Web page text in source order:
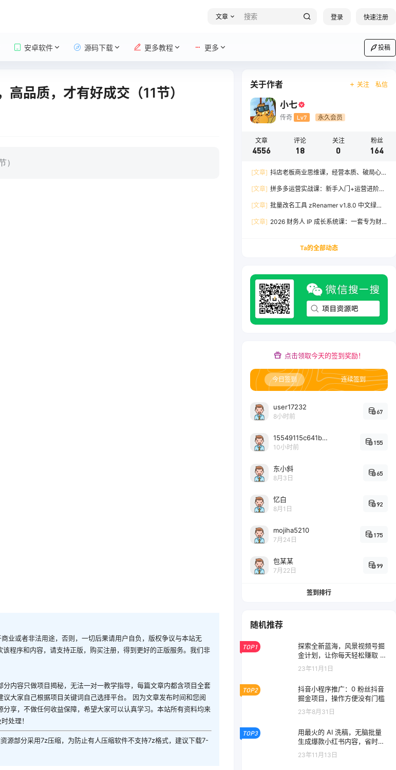
文章 登录 快速注册
安卓软件 源码下载 更多教程 更多 投稿
品质，才有好成交（11节）
）
业或者非法用途，否则，一切后果请用户自负，版权争议与本站无
程序和内容，请支持正版，购买注册，得到更好的正版服务。我们非
内容只做项目揭秘，无法一对一教学指导，每篇文章内都含项目全套
大家自己根据项目关键词自己选择平台。 因为文章发布时间和您阅
享，不做任何收益保障，希望大家可以认真学习。本站所有资料均来
处理！
源部分采用7z压缩，为防止有人压缩软件不支持7z格式，建议下载7-
关于作者 关注 私信
小七
传奇 Lv7 永久会员
文章
4556
评论
18
关注
0
粉丝
164
[文章] 抖店老板商业思维课，经营本质、破局心
增
[文章] 拼多多运营实战课：新手入门+运营进阶、
出百单
[文章] 批量改名工具 zRenamer v1.8.0 中文绿色
[文章] 2026 财务人 IP 成长系统课：一套专为财
Ta的全部动态
点击领取今天的签到奖励！
今日签到 连续签到
user17232
8小时前
67
15549115c641bc6524e64d1d800349ec7396
10小时前
155
东小斜
8月3日
65
忆白
8月1日
92
mojiha5210
7月24日
175
包某某
7月22日
99
签到排行
随机推荐
TOP1
探索全新蓝海，风景视频号掘
金计划，让你每天轻松赚取 10
0+ 的收入
23年11月1日
TOP2
抖音小程序推广：0 粉丝抖音
掘金项目，操作方便没有门槛
23年8月31日
TOP3
用最火的 AI 洗稿，无脑批量
生成爆款小红书内容，省时省
力，每天收入不只300+
23年11月13日